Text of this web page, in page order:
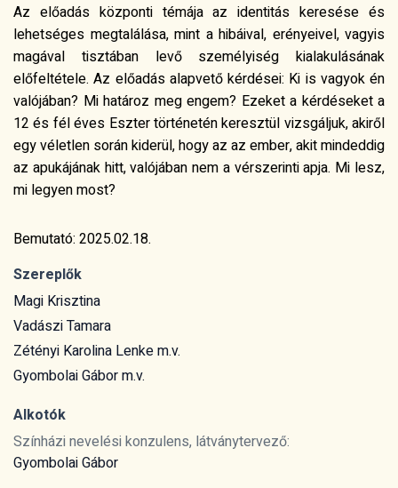
Az előadás központi témája az identitás keresése és
lehetséges megtalálása, mint a hibáival, erényeivel, vagyis
magával tisztában levő személyiség kialakulásának
előfeltétele. Az előadás alapvető kérdései: Ki is vagyok én
valójában? Mi határoz meg engem? Ezeket a kérdéseket a
12 és fél éves Eszter történetén keresztül vizsgáljuk, akiről
egy véletlen során kiderül, hogy az az ember, akit mindeddig
az apukájának hitt, valójában nem a vérszerinti apja. Mi lesz,
mi legyen most?
Bemutató: 2025.02.18.
Szereplők
Magi Krisztina
Vadászi Tamara
Zétényi Karolina Lenke m.v.
Gyombolai Gábor m.v.
Alkotók
Színházi nevelési konzulens, látványtervező:
Gyombolai Gábor